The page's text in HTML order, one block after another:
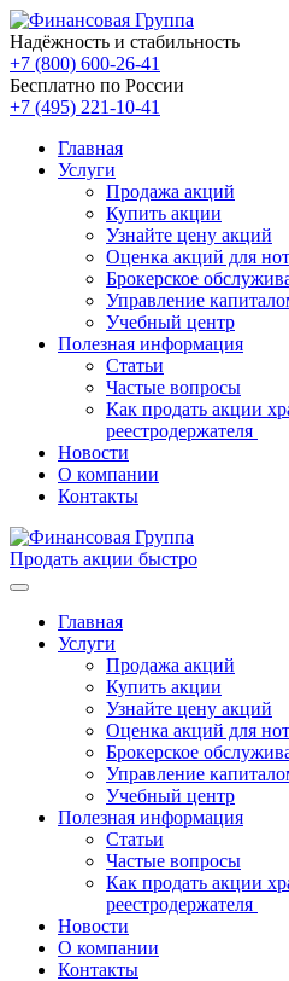
Надёжность и стабильность
+7 (800) 600-26-41
Бесплатно по России
+7 (495) 221-10-41
Главная
Услуги
Продажа акций
Купить акции
Узнайте цену акций
Оценка акций для
Брокерское
Управление
Учебный центр
Полезная информация
Статьи
Частые вопросы
Как продать акции
реестродержателя
Новости
О компании
Контакты
Продать акции быстро
Главная
Услуги
Продажа акций
Купить акции
Узнайте цену акций
Оценка акций для
Брокерское
Управление
Учебный центр
Полезная информация
Статьи
Частые вопросы
Как продать акции
реестродержателя
Новости
О компании
Контакты